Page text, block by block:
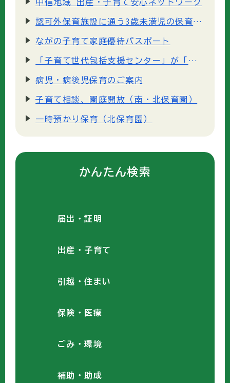
中信地域 出産・子育て安心ネットワーク
認可外保育施設に通う3歳未満児の保育料軽減・免除について
ながの子育て家庭優待パスポート
「子育て世代包括支援センター」が「こども家庭センター」に変わりました
病児・病後児保育のご案内
子育て相談、園庭開放（南・北保育園）
一時預かり保育（北保育園）
かんたん検索
届出・証明
出産・子育て
引越・住まい
保険・医療
ごみ・環境
補助・助成